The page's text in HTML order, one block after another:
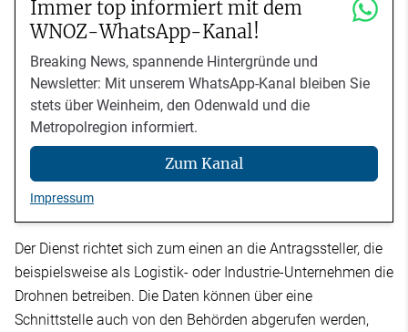
Immer top informiert mit dem
WNOZ-WhatsApp-Kanal!
Breaking News, spannende Hintergründe und
Newsletter: Mit unserem WhatsApp-Kanal bleiben Sie
stets über Weinheim, den Odenwald und die
Metropolregion informiert.
Zum Kanal
Impressum
Der Dienst richtet sich zum einen an die Antragssteller, die
beispielsweise als Logistik- oder Industrie-Unternehmen die
Drohnen betreiben. Die Daten können über eine
Schnittstelle auch von den Behörden abgerufen werden,